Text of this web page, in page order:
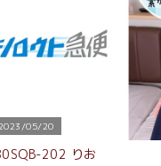
05/20
202 りお